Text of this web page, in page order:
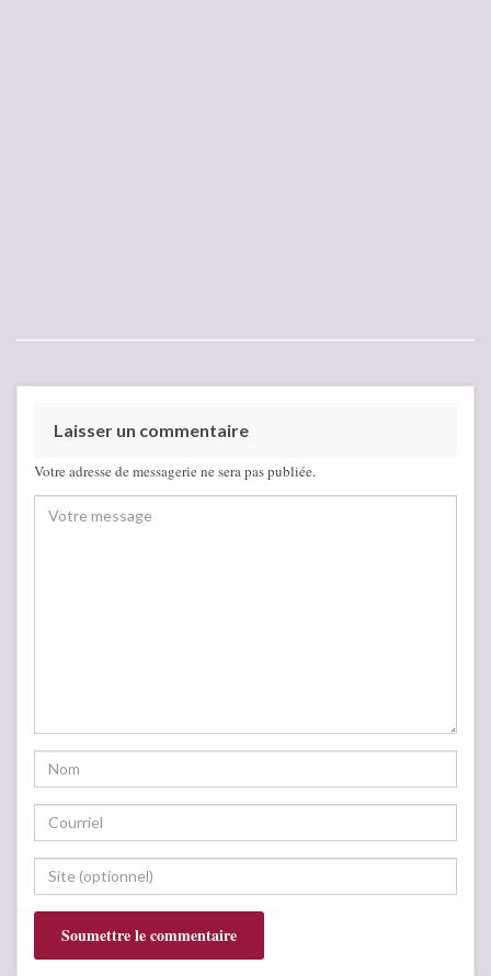
Laisser un commentaire
Votre adresse de messagerie ne sera pas publiée.